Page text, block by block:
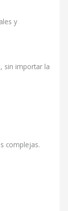
y
sin importar la
complejas.